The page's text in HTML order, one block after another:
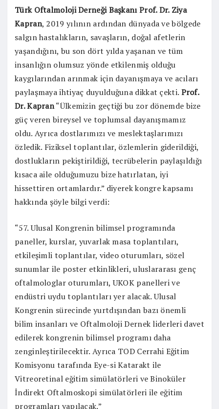
Türk Oftalmoloji Derneği Başkanı Prof. Dr. Ziya
Kapran, 2019 yılının ardından dünyada ve bölgede
salgın hastalıkların, savaşların, doğal afetlerin
yaşandığını, bu son dört yılda yaşanan ve tüm
insanlığın olumsuz yönde etkilenmiş olduğu
kaygılarından arınmak için dayanışmaya ve acıları
paylaşmaya ihtiyaç duyulduğuna dikkat çekti. Prof.
Dr. Kapran“Ülkemizin geçtiği bu zor dönemde bize
güç veren bireysel ve toplumsal dayanışmamız
oldu. Ayrıca dostlarımızı ve meslektaşlarımızı
özledik. Fiziksel toplantılar, özlemlerin giderildiği,
dostlukların pekiştirildiği, tecrübelerin paylaşıldığı
kısaca aile olduğumuzu bize hatırlatan, iyi
hissettiren ortamlardır.” diyerek kongre kapsamı
hakkında şöyle bilgi verdi:
“57. Ulusal Kongrenin bilimsel programında
paneller, kurslar, yuvarlak masa toplantıları,
etkileşimli toplantılar, video oturumları, sözel
sunumlar ile poster etkinlikleri, uluslararası genç
oftalmologlar oturumları, UKOK panelleri ve
endüstri uydu toplantıları yer alacak. Ulusal
Kongrenin sürecinde yurtdışından bazı önemli
bilim insanları ve Oftalmoloji Dernek liderleri davet
edilerek kongrenin bilimsel programı daha
zenginleştirilecektir. Ayrıca TOD Cerrahi Eğitim
Komisyonu tarafında Eye-si Katarakt ile
Vitreoretinal eğitim simülatörleri ve Binoküler
İndirekt Oftalmoskopi simülatörleri ile eğitim
programları yapılacak.”